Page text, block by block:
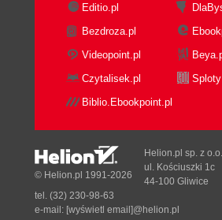
Editio.pl
Bezdroza.pl
Videopoint.pl
Czytalisek.pl
Sploty
Biblio.Ebookpoint.pl
© Helion.pl 1991-2026
Helion.pl sp. z o.o.
ul. Kościuszki 1c
44-100 Gliwice
tel. (32) 230-98-63
e-mail: [wyświetl email]@helion.pl